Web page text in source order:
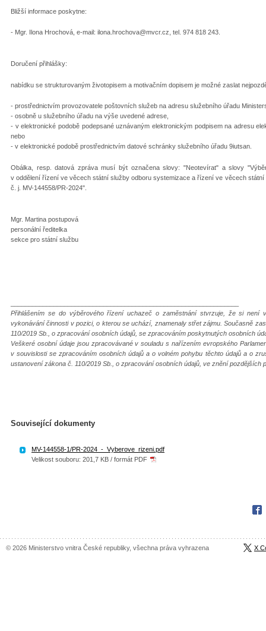
Bližší informace poskytne:
- Mgr. Ilona Hrochová, e-mail: ilona.hrochova@mvcr.cz, tel. 974 818 243.
Doručení přihlášky:
nabídku se strukturovaným životopisem a motivačním dopisem je možné zaslat
- prostřednictvím provozovatele poštovních služeb na adresu služebního úřadu
- osobně u služebního úřadu na výše uvedené adrese,
- v elektronické podobě podepsané uznávaným elektronickým podpisem na adresu
nebo
- v elektronické podobě prostřednictvím datové schránky služebního úřadu 9iutsan.
Obálka, resp. datová zpráva musí být označena slovy: "Neotevírat" a slovy
v oddělení řízení ve věcech státní služby odboru systemizace a řízení ve věcech
č. j. MV-144558/PR-2024".
Mgr. Martina postupová
personální ředitelka
sekce pro státní službu
Přihlášením se do výběrového řízení uchazeč o zaměstnání stvrzuje, že si není
vykonávání činnosti v pozici, o kterou se uchází, znamenaly střet zájmu. Současně
110/2019 Sb., o zpracování osobních údajů, se zpracováním poskytnutých osobních
Veškeré osobní údaje jsou zpracovávané v souladu s nařízením evropského
v souvislosti se zpracováním osobních údajů a o volném pohybu těchto údajů a o
ustanovení zákona č. 110/2019 Sb., o zpracování osobních údajů, ve znění pozdějších
Související dokumenty
MV-144558-1/PR-2024_-_Vyberove_rizeni.pdf
Velikost souboru: 201,7 KB / formát PDF
© 2026 Ministerstvo vnitra České republiky, všechna práva vyhrazena X